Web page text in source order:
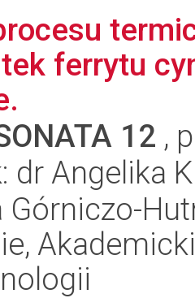
ferrytu
12 ,
dr Angelika